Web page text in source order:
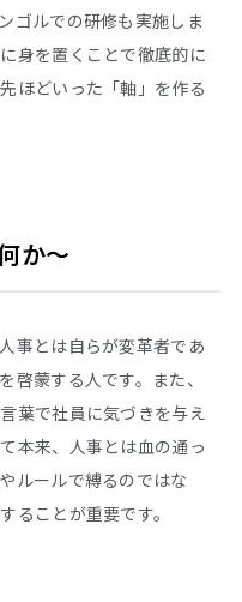
ゴルでの研修も実施しま
身を置くことで徹底的に
ほどいった「軸」を作る
か～
事とは自らが変革者であ
啓蒙する人です。また、
葉で社員に気づきを与え
本来、人事とは血の通っ
ルールで縛るのではな
ることが重要です。